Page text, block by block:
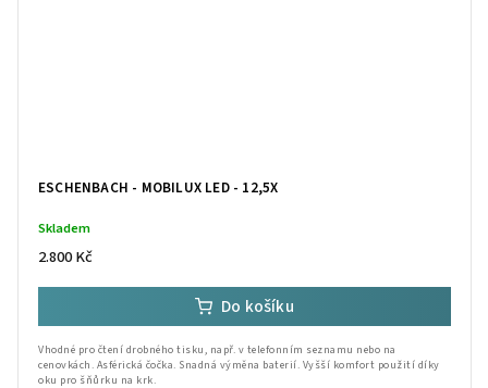
ESCHENBACH - MOBILUX LED - 12,5X
Skladem
2.800 Kč
Do košíku
Vhodné pro čtení drobného tisku, např. v telefonním seznamu nebo na
cenovkách. Asférická čočka. Snadná výměna baterií. Vyšší komfort použití díky